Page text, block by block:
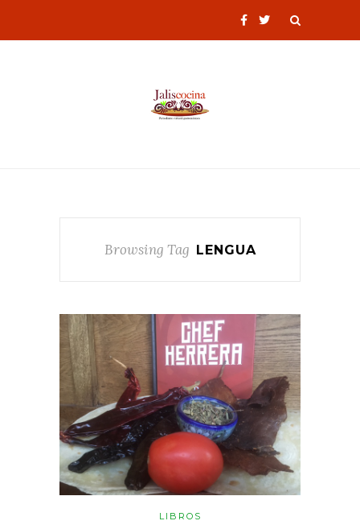
Browsing Tag LENGUA
LIBROS